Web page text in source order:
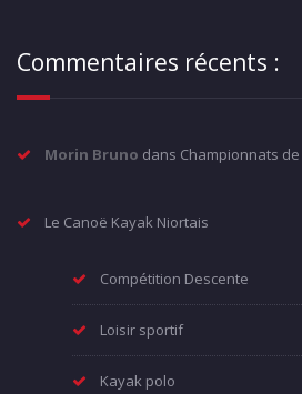
Commentaires récents :
Morin Bruno dans Championnats
Le Canoë Kayak Niortais
Compétition Descente
Loisir sportif
Kayak polo